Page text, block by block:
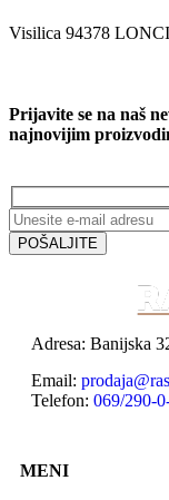
Visilica 94378
Prijavite se na naš
najnovijim
Adresa: Banijska
Email:
Telefon: 069/290-
MENI